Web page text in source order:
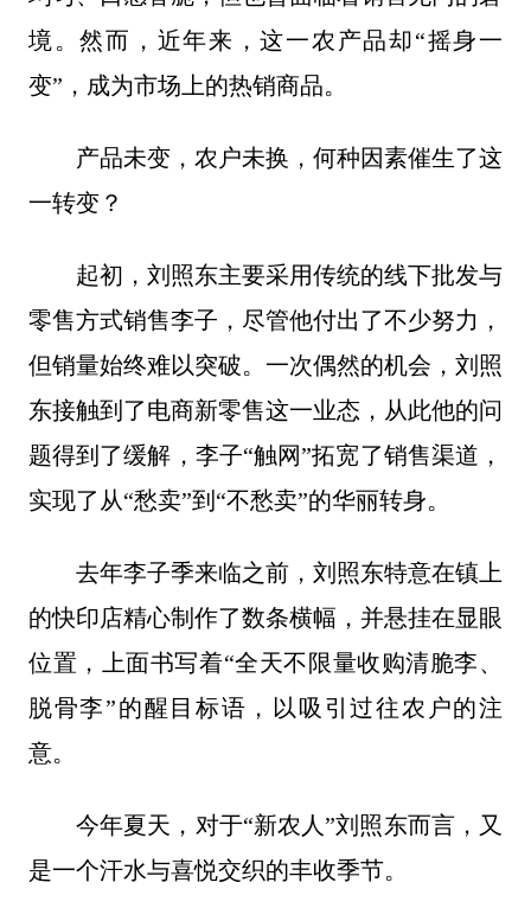
境。然而，近年来，这一农产品却“摇身一
变”，成为市场上的热销商品。
产品未变，农户未换，何种因素催生了这
一转变？
起初，刘照东主要采用传统的线下批发与
零售方式销售李子，尽管他付出了不少努力，
但销量始终难以突破。一次偶然的机会，刘照
东接触到了电商新零售这一业态，从此他的问
题得到了缓解，李子“触网”拓宽了销售渠道，
实现了从“愁卖”到“不愁卖”的华丽转身。
去年李子季来临之前，刘照东特意在镇上
的快印店精心制作了数条横幅，并悬挂在显眼
位置，上面书写着“全天不限量收购清脆李、
脱骨李”的醒目标语，以吸引过往农户的注
意。
今年夏天，对于“新农人”刘照东而言，又
是一个汗水与喜悦交织的丰收季节。